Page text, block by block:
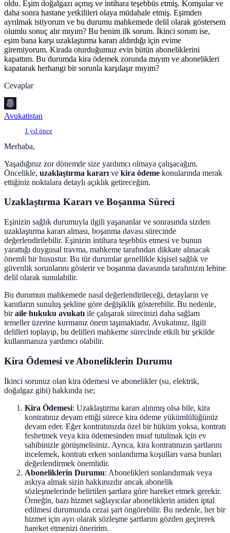
oldu. Eşim doğalgazı açmış ve intihara teşebbüs etmiş. Komşular ve
daha sonra hastane yetkilileri olaya müdahale etmiş. Eşimden
ayrılmak istiyorum ve bu durumu mahkemede delil olarak göstersem
olumlu sonuç alır mıyım? Bu benim ilk sorum. İkinci sorum ise,
eşim bana karşı uzaklaştırma kararı aldırdığı için evime
giremiyorum. Kirada oturduğumuz evin bütün aboneliklerini
kapattım. Bu durumda kira ödemek zorunda mıyım ve abonelikleri
kapatarak herhangi bir sorunla karşılaşır mıyım?
Cevaplar
Avukatistan
1 yıl önce
Merhaba,
Yaşadığınız zor dönemde size yardımcı olmaya çalışacağım.
Öncelikle, uzaklaştırma kararı ve kira ödeme konularında merak
ettiğiniz noktalara detaylı açıklık getireceğim.
Uzaklaştırma Kararı ve Boşanma Süreci
Eşinizin sağlık durumuyla ilgili yaşananlar ve sonrasında sizden
uzaklaştırma kararı alması, boşanma davası sürecinde
değerlendirilebilir. Eşinizin intihara teşebbüs etmesi ve bunun
yarattığı duygusal travma, mahkeme tarafından dikkate alınacak
önemli bir husustur. Bu tür durumlar genellikle kişisel sağlık ve
güvenlik sorunlarını gösterir ve boşanma davasında tarafınızın lehine
delil olarak sunulabilir.
Bu durumun mahkemede nasıl değerlendirileceği, detayların ve
kanıtların sunuluş şekline göre değişiklik gösterebilir. Bu nedenle,
biraile hukuku avukatı ile çalışarak sürecinizi daha sağlam
temeller üzerine kurmanız önem taşımaktadır. Avukatınız, ilgili
delilleri toplayıp, bu delilleri mahkeme sürecinde etkili bir şekilde
kullanmanıza yardımcı olabilir.
Kira Ödemesi ve Aboneliklerin Durumu
İkinci sorunuz olan kira ödemesi ve abonelikler (su, elektrik,
doğalgaz gibi) hakkında ise;
Kira Ödemesi: Uzaklaştırma kararı alınmış olsa bile, kira
kontratınız devam ettiği sürece kira ödeme yükümlülüğünüz
devam eder. Eğer kontratınızda özel bir hüküm yoksa, kontratı
feshetmek veya kira ödemesinden muaf tutulmak için ev
sahibinizle görüşmelisiniz. Ayrıca, kira kontratınızın şartlarını
incelemek, kontratı erken sonlandırma koşulları varsa bunları
değerlendirmek önemlidir.
Aboneliklerin Durumu: Abonelikleri sonlandırmak veya
askıya almak sizin hakkınızdır ancak abonelik
sözleşmelerinde belirtilen şartlara göre hareket etmek gerekir.
Örneğin, bazı hizmet sağlayıcılar aboneliklerin aniden iptal
edilmesi durumunda cezai şart öngörebilir. Bu nedenle, her bir
hizmet için ayrı olarak sözleşme şartlarını gözden geçirerek
hareket etmenizi öneririm.